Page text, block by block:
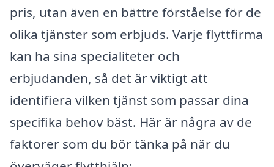
pris, utan även en bättre förståelse för de
olika tjänster som erbjuds. Varje flyttfirma
kan ha sina specialiteter och
erbjudanden, så det är viktigt att
identifiera vilken tjänst som passar dina
specifika behov bäst. Här är några av de
faktorer som du bör tänka på när du